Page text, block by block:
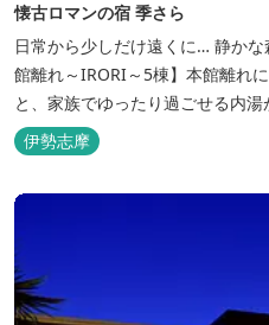
懐古ロマンの宿 季さら
日常から少しだけ遠くに… 静か
館離れ～IRORI～5棟】本館離れ
と、家族でゆったり過ごせる内
た様々なプランがございます。
伊勢志摩